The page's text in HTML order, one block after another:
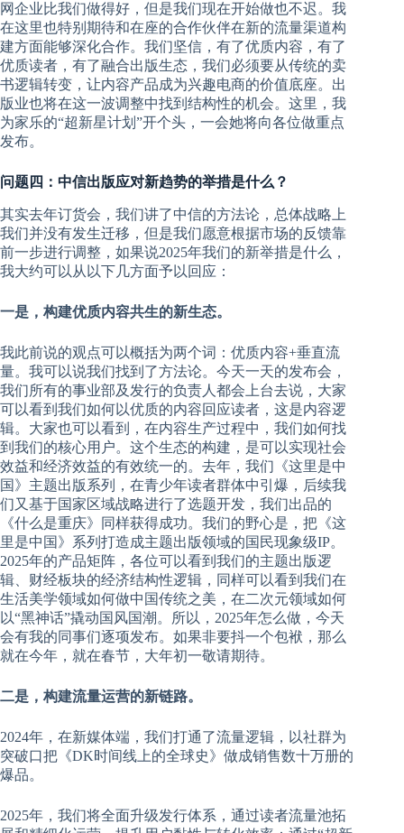
网企业比我们做得好，但是我们现在开始做也不迟。我
在这里也特别期待和在座的合作伙伴在新的流量渠道构
建方面能够深化合作。我们坚信，有了优质内容，有了
优质读者，有了融合出版生态，我们必须要从传统的卖
书逻辑转变，让内容产品成为兴趣电商的价值底座。出
版业也将在这一波调整中找到结构性的机会。这里，我
为家乐的“超新星计划”开个头，一会她将向各位做重点
发布。
问题四：中信出版应对新趋势的举措是什么？
其实去年订货会，我们讲了中信的方法论，总体战略上
我们并没有发生迁移，但是我们愿意根据市场的反馈靠
前一步进行调整，如果说2025年我们的新举措是什么，
我大约可以从以下几方面予以回应：
一是，构建优质内容共生的新生态。
我此前说的观点可以概括为两个词：优质内容+垂直流
量。我可以说我们找到了方法论。今天一天的发布会，
我们所有的事业部及发行的负责人都会上台去说，大家
可以看到我们如何以优质的内容回应读者，这是内容逻
辑。大家也可以看到，在内容生产过程中，我们如何找
到我们的核心用户。这个生态的构建，是可以实现社会
效益和经济效益的有效统一的。去年，我们《这里是中
国》主题出版系列，在青少年读者群体中引爆，后续我
们又基于国家区域战略进行了选题开发，我们出品的
《什么是重庆》同样获得成功。我们的野心是，把《这
里是中国》系列打造成主题出版领域的国民现象级IP。
2025年的产品矩阵，各位可以看到我们的主题出版逻
辑、财经板块的经济结构性逻辑，同样可以看到我们在
生活美学领域如何做中国传统之美，在二次元领域如何
以“黑神话”撬动国风国潮。所以，2025年怎么做，今天
会有我的同事们逐项发布。如果非要抖一个包袱，那么
就在今年，就在春节，大年初一敬请期待。
二是，构建流量运营的新链路。
2024年，在新媒体端，我们打通了流量逻辑，以社群为
突破口把《DK时间线上的全球史》做成销售数十万册的
爆品。
2025年，我们将全面升级发行体系，通过读者流量池拓